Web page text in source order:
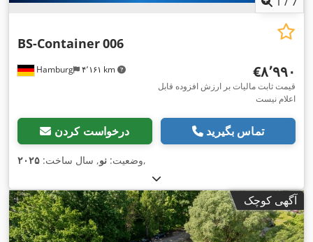
Hamburg ۴٬۱۶۱ km
BS-Container006
‎€۸٬۹۹۰
قیمت ثابت مالیات بر ارزش افزوده قابل
اعلام نیست
درخواست کردن تماس بگیرید
وضعیت: نو, سال ساخت: ۲۰۲۵ ,
آگهی کوچک